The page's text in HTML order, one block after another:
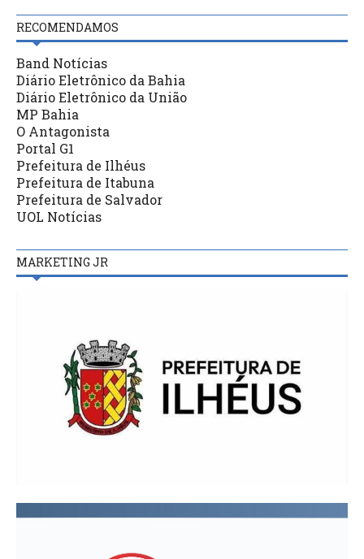
RECOMENDAMOS
Band Notícias
Diário Eletrônico da Bahia
Diário Eletrônico da União
MP Bahia
O Antagonista
Portal G1
Prefeitura de Ilhéus
Prefeitura de Itabuna
Prefeitura de Salvador
UOL Notícias
MARKETING JR